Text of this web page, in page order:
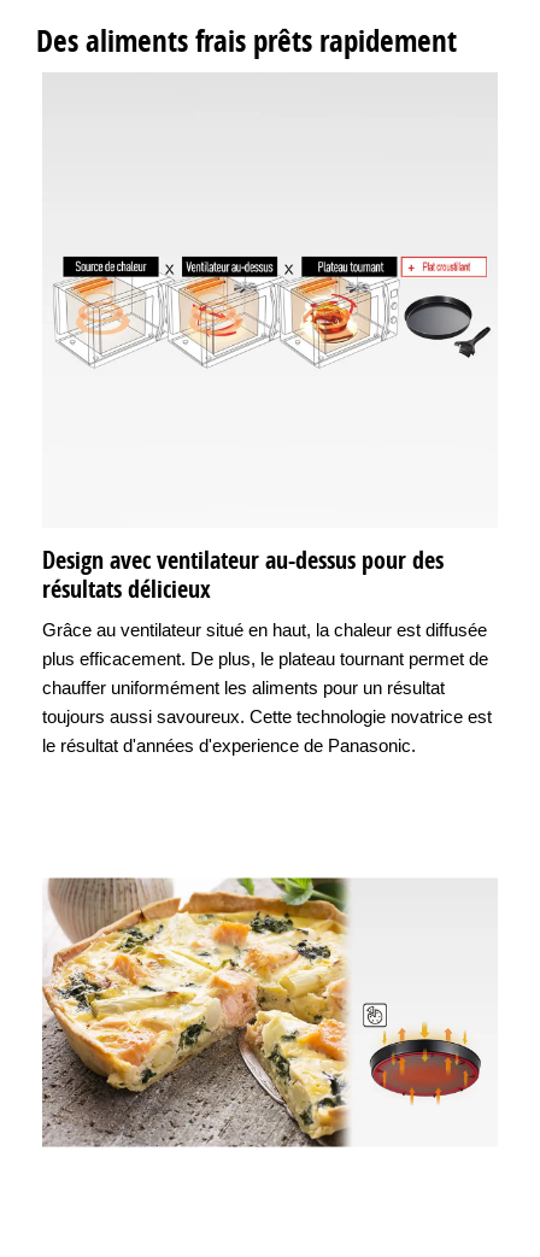
Des aliments frais prêts rapidement
Design avec ventilateur au-dessus pour des
résultats délicieux
Grâce au ventilateur situé en haut, la chaleur est diffusée
plus efficacement. De plus, le plateau tournant permet de
chauffer uniformément les aliments pour un résultat
toujours aussi savoureux. Cette technologie novatrice est
le résultat d'années d'experience de Panasonic.